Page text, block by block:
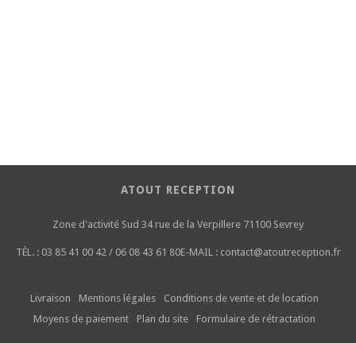
ATOUT RECEPTION
Zone d'activité Sud 34 rue de la Verpillere 71100 Sevrey
TÉL. : 03 85 41 00 42 / 06 08 43 61 80E-MAIL : contact@atoutreception.fr
Livraison Mentions légales
Conditions de vente et de location
Moyens de paiement
Plan du site Formulaire de rétractation